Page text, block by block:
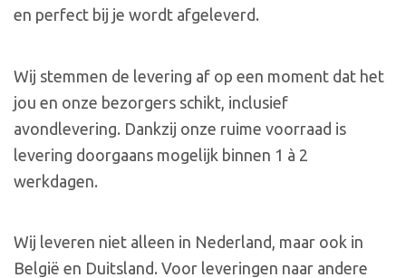
en perfect bij je wordt afgeleverd.
Wij stemmen de levering af op een moment dat het
jou en onze bezorgers schikt, inclusief
avondlevering. Dankzij onze ruime voorraad is
levering doorgaans mogelijk binnen 1 à 2
werkdagen.
Wij leveren niet alleen in Nederland, maar ook in
België en Duitsland. Voor leveringen naar andere